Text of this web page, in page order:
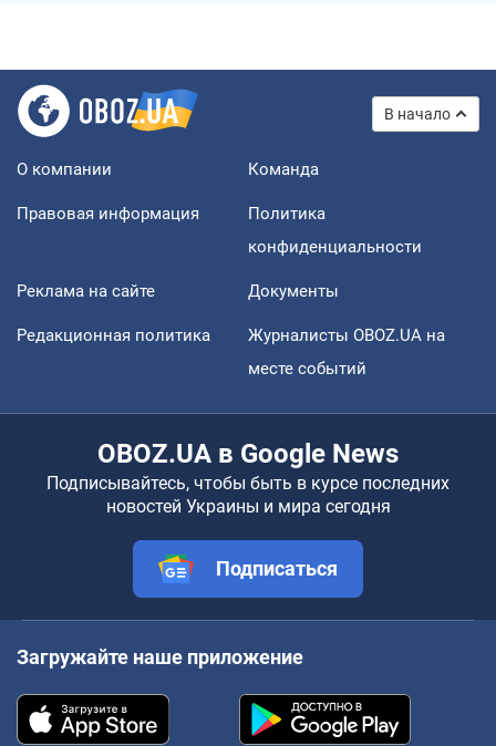
В начало
О компании Команда
Правовая информация
Политика
конфиденциальности
Реклама на сайте Документы
Редакционная политика
Журналисты OBOZ.UA на
месте событий
OBOZ.UA в Google News
Подписывайтесь, чтобы быть в курсе последних
новостей Украины и мира сегодня
Подписаться
Загружайте наше приложение